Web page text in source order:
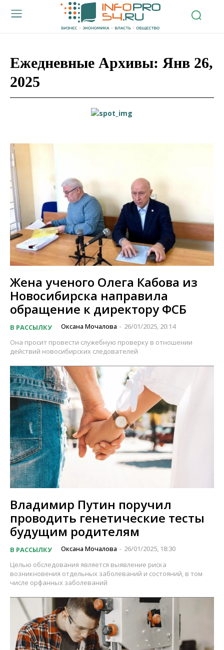
Ежедневные Архивы: Янв 26,
2025
Жена ученого Олега Кабова из
Новосибирска направила
обращение к директору ФСБ
В РАССЫЛКУ Оксана Мочалова - 26/01/2025, 20:14
Она просит провести служебную проверку в отношении
действий новосибирских следователей
Владимир Путин поручил
проводить генетические тесты
будущим родителям
В РАССЫЛКУ Оксана Мочалова - 26/01/2025, 18:30
Целью обследования является выявление риска
возникновения отдельных заболеваний и состояний, в том
числе орфанных заболеваний